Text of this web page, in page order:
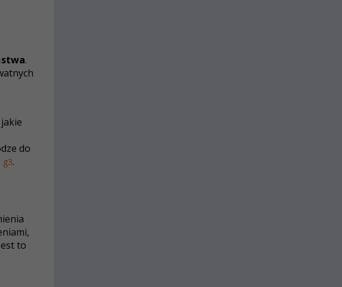
.
do
g3.
to